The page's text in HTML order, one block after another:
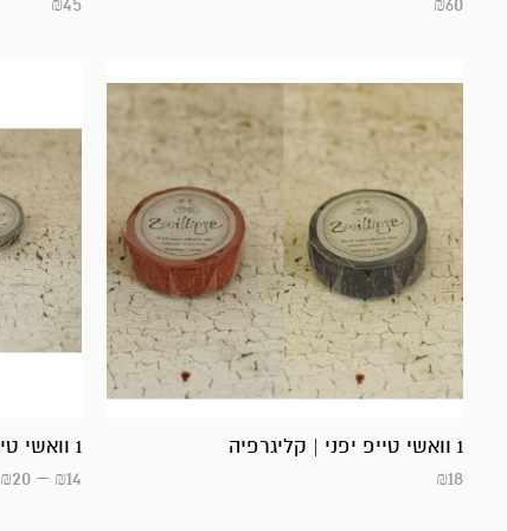
1 וואשי טייפ יפני | קליגרפיה
₪18
1 וואשי טייפ יפני |
₪14
–
₪20